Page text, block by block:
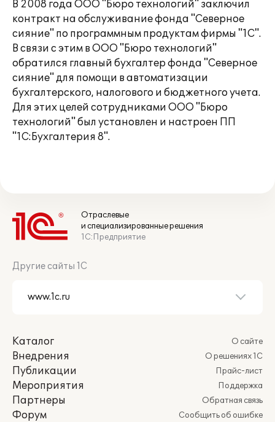
В 2008 года ООО "Бюро технологий" заключил
контракт на обслуживание фонда "Северное
сияние" по программным продуктам фирмы "1С".
В связи с этим в ООО "Бюро технологий"
обратился главный бухгалтер фонда "Северное
сияние" для помощи в автоматизации
бухгалтерского, налогового и бюджетного учета.
Для этих целей сотрудниками ООО "Бюро
технологий" был установлен и настроен ПП
"1С:Бухгалтерия 8".
Отраслевые
и специализированные решения
1С:Предприятие
Другие сайты 1С
Каталог
Внедрения
Публикации
Мероприятия
Партнеры
Форум
О сайте
О решениях 1С
Прайс-лист
Поддержка
Обратная связь
Сообщить об ошибке